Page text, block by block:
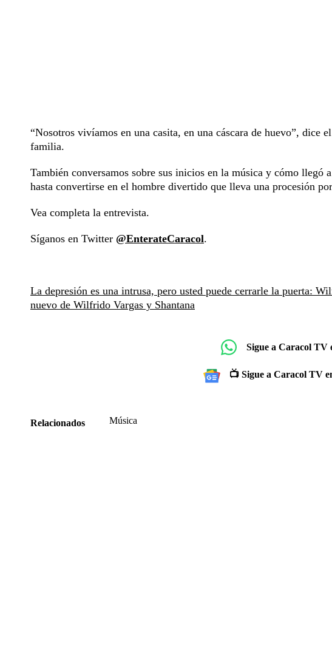
“Nosotros vivíamos en una casita, en una cáscara de huevo”, dice
familia.
También conversamos sobre sus inicios en la música y cómo llegó
hasta convertirse en el hombre divertido que lleva una procesión
Vea completa la entrevista.
Síganos en Twitter @EnterateCaracol.
La depresión es una intrusa, pero usted puede cerrarle la puerta:
nuevo de Wilfrido Vargas y Shantana
Sigue a Caracol TV
📺 Sigue a Caracol TV
Relacionados Música